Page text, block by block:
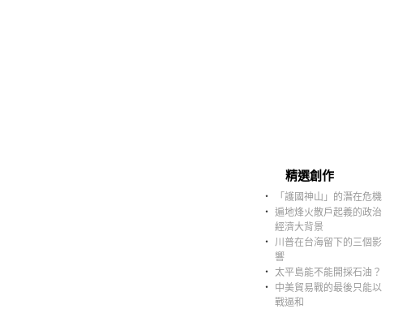
精選創作
‧
「護國神山」的潛在危機
‧ 遍地烽火散戶起義的政治
經濟大背景
‧ 川普在台海留下的三個影
響
‧ 太平島能不能開採石油？
‧
中美貿易戰的最後只能以
戰逼和